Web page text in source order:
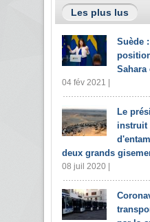
Les plus lus
Suède
Sahara
04 fév 2021 |
Le
instruit
deux grands
08 juil 2020 |